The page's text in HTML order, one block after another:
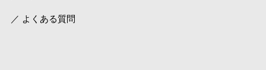
／ よくある質問